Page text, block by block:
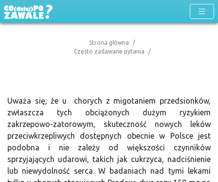
Strona główna
Często zadawane pytania
Uważa się, że u chorych z migotaniem przedsionków,
zwłaszcza tych obciążonych dużym ryzykiem
zakrzepowo-zatorowym, skuteczność nowych leków
przeciwkrzepliwych dostępnych obecnie w Polsce jest
podobna i nie zależy od większości czynników
sprzyjających udarowi, takich jak cukrzyca, nadciśnienie
lub niewydolność serca. W badaniach nad tymi lekami